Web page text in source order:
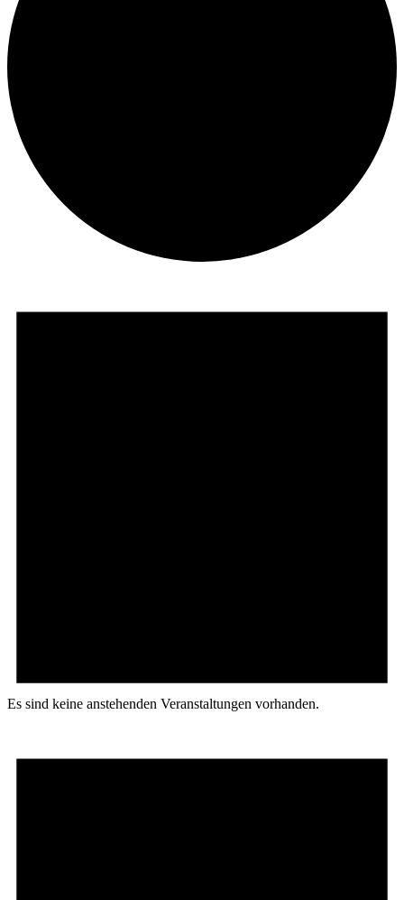
Es sind keine anstehenden Veranstaltungen vorhanden.